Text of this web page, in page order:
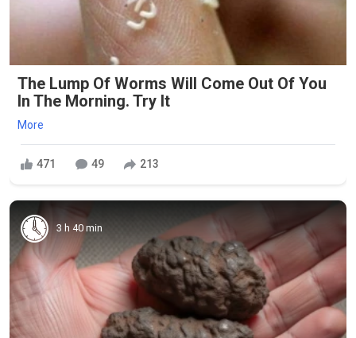
The Lump Of Worms Will Come Out Of You
In The Morning. Try It
More
471 49 213
3 h 40 min